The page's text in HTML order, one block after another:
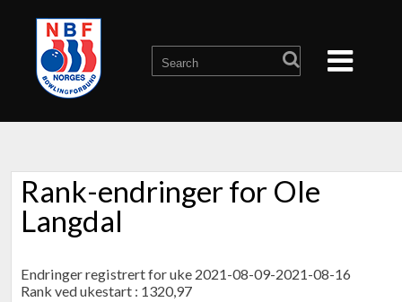
Rank-endringer for Ole
Langdal
Endringer registrert for uke 2021-08-09-2021-08-16
Rank ved ukestart : 1320,97